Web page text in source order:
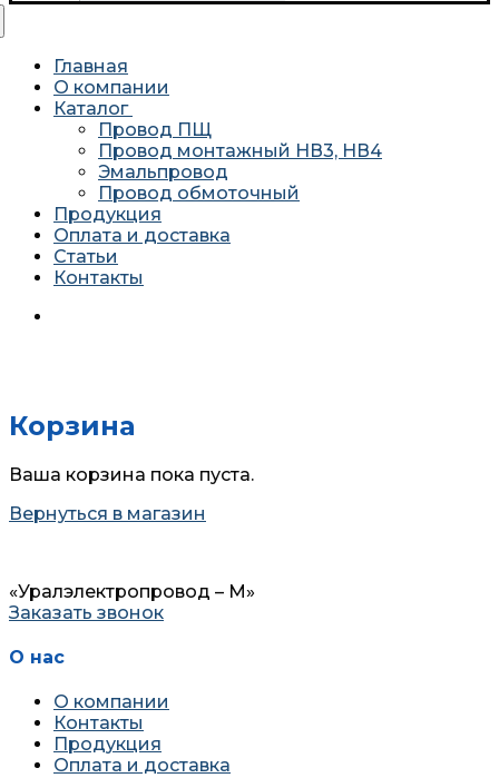
Главная
О компании
Каталог
Провод ПЩ
Провод монтажный НВ3, НВ4
Эмальпровод
Провод обмоточный
Продукция
Оплата и доставка
Статьи
Контакты
Корзина
Ваша корзина пока пуста.
Вернуться в магазин
«Уралэлектропровод – М»
Заказать звонок
О нас
О компании
Контакты
Продукция
Оплата и доставка